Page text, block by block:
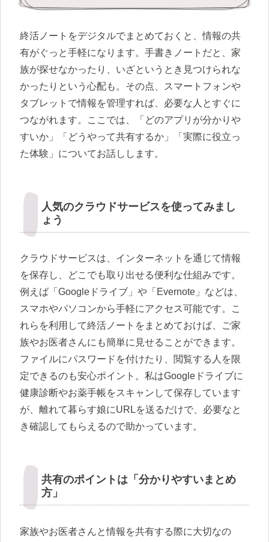
終活ノートをデジタルでまとめておくと、情報の共
有がぐっと手軽になります。手書きノートだと、家
族が探せなかったり、いざというとき見つけられな
かったりという心配も。その点、スマートフォンや
タブレットで情報を管理すれば、必要な人とすぐに
つながれます。ここでは、「どのアプリが分かりや
すいか」「どうやって共有するか」「実際に役立っ
た体験」についてお話しします。
人気のクラウドサービスを使ってみまし
ょう
クラウドサービスは、インターネットを通じて情報
を保存し、どこでも取り出せる便利な仕組みです。
例えば「Googleドライブ」や「Evernote」などは、
スマホやパソコンから手軽にアクセス可能です。こ
れらを利用して終活ノートをまとめておけば、ご家
族やお医者さんにも簡単に見せることができます。
ファイルにパスワードを付けたり、閲覧する人を限
定できるのも安心ポイント。私はGoogleドライブに
健康診断やお薬手帳をスキャンして保存しています
が、離れて暮らす娘にURLを送るだけで、必要なと
き確認してもらえるので助かっています。
共有のポイントは「分かりやすいまとめ
方」
家族やお医者さんと情報を共有する際に大切なの